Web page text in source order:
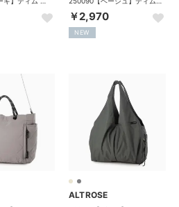
￥2,970
NEW
ALTROSE